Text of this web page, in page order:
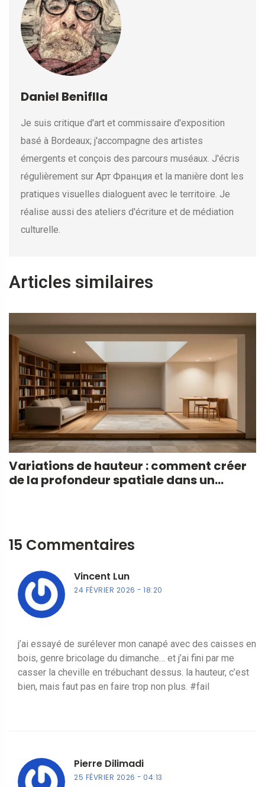
Daniel Beniflla
Je suis critique d'art et commissaire d'exposition
basé à Bordeaux; j'accompagne des artistes
émergents et conçois des parcours muséaux. J'écris
régulièrement sur Арт Франция et la manière dont les
pratiques visuelles dialoguent avec le territoire. Je
réalise aussi des ateliers d'écriture et de médiation
culturelle.
Articles similaires
Variations de hauteur : comment créer
de la profondeur spatiale dans un
15 Commentaires
Vincent Lun
24 FÉVRIER 2026 18:20
j’ai essayé de surélever mon canapé avec des caisses en
bois, genre bricolage du dimanche… et j’ai fini par me
casser la cheville en trébuchant dessus. la hauteur, c’est
bien, mais faut pas en faire trop non plus. #fail
Pierre Dilimadi
25 FÉVRIER 2026 04:13